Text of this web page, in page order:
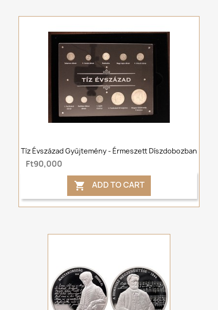
Tíz Évszázad Gyűjtemény - Érmeszett Díszdobozban
Ft90,000
 ADD TO CART